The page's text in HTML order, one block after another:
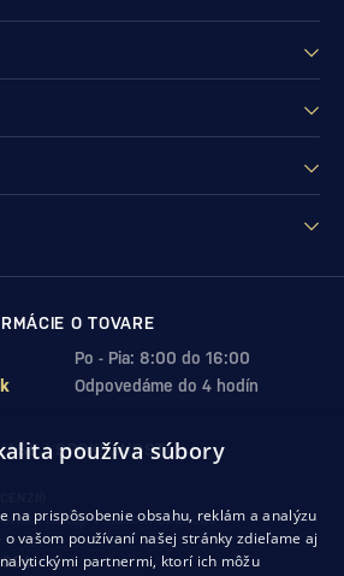
O TOVARE
Po - Pia: 8:00 do 16:00
Odpovedáme do 4 hodín
SPOKOJNOSTI
nákup v našom obchode
používa súbory
na prispôsobenie obsahu, reklám a analýzu
vašom používaní našej stránky zdieľame aj
partnermi, ktorí ich môžu